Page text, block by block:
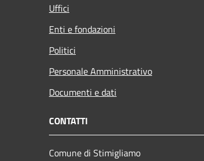
Uffici
Enti e fondazioni
Politici
Personale Amministrativo
Documenti e dati
CONTATTI
Comune di Stimigliamo